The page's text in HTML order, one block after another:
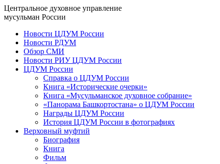
Центральное духовное управление
мусульман России
Новости ЦДУМ России
Новости РДУМ
Обзор СМИ
Новости РИУ ЦДУМ России
ЦДУМ России
Справка о ЦДУМ России
Книга «Исторические очерки»
Книга «Мусульманское духовное собрание»
«Панорама Башкортостана» о ЦДУМ России
Награды ЦДУМ России
История ЦДУМ России в фотографиях
Верховный муфтий
Биография
Книга
Фильм